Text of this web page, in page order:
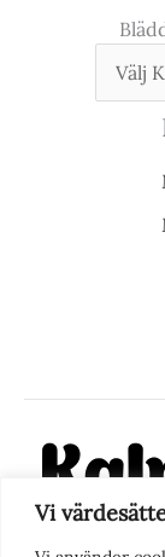
Vi
KalmarPosten